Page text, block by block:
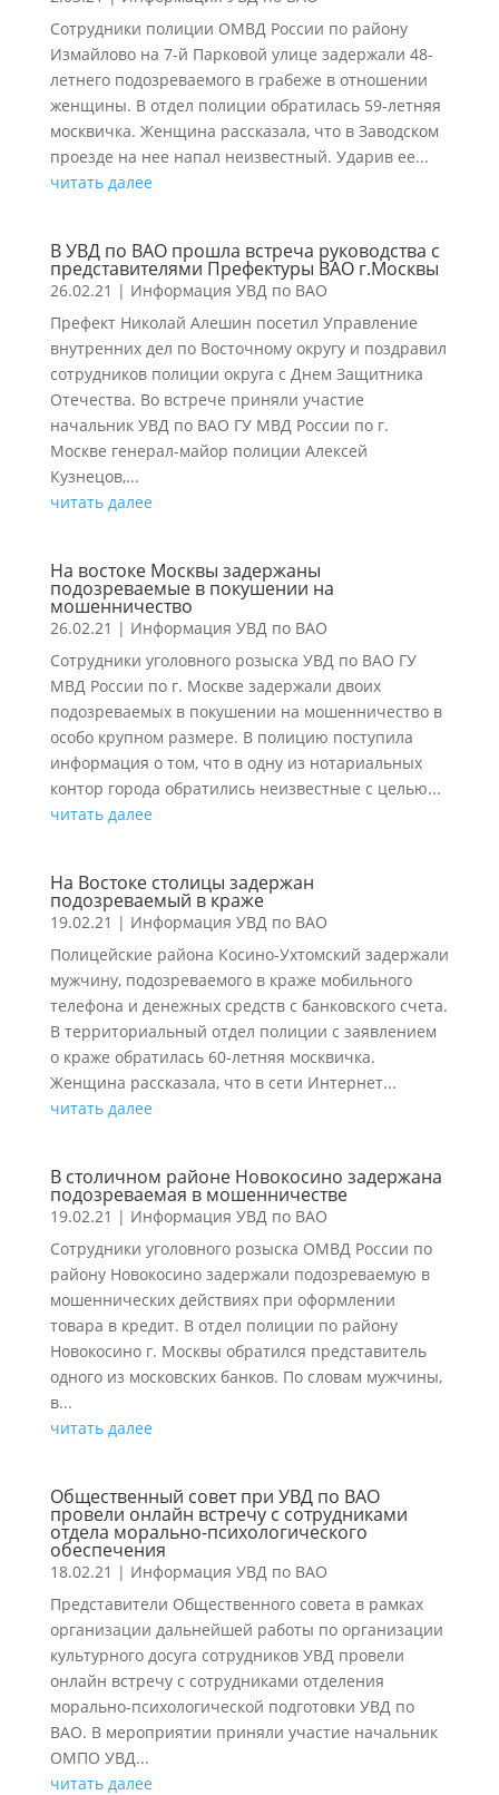
Сотрудники полиции ОМВД России по району
Измайлово на 7-й Парковой улице задержали 48-
летнего подозреваемого в грабеже в отношении
женщины. В отдел полиции обратилась 59-летняя
москвичка. Женщина рассказала, что в Заводском
проезде на нее напал неизвестный. Ударив ее...
читать далее
В УВД по ВАО прошла встреча руководства с
представителями Префектуры ВАО г.Москвы
26.02.21 | Информация УВД по ВАО
Префект Николай Алешин посетил Управление
внутренних дел по Восточному округу и поздравил
сотрудников полиции округа с Днем Защитника
Отечества. Во встрече приняли участие
начальник УВД по ВАО ГУ МВД России по г.
Москве генерал-майор полиции Алексей
Кузнецов,...
читать далее
На востоке Москвы задержаны
подозреваемые в покушении на
мошенничество
26.02.21 | Информация УВД по ВАО
Сотрудники уголовного розыска УВД по ВАО ГУ
МВД России по г. Москве задержали двоих
подозреваемых в покушении на мошенничество в
особо крупном размере. В полицию поступила
информация о том, что в одну из нотариальных
контор города обратились неизвестные с целью...
читать далее
На Востоке столицы задержан
подозреваемый в краже
19.02.21 | Информация УВД по ВАО
Полицейские района Косино-Ухтомский задержали
мужчину, подозреваемого в краже мобильного
телефона и денежных средств с банковского счета.
В территориальный отдел полиции с заявлением
о краже обратилась 60-летняя москвичка.
Женщина рассказала, что в сети Интернет...
читать далее
В столичном районе Новокосино задержана
подозреваемая в мошенничестве
19.02.21 | Информация УВД по ВАО
Сотрудники уголовного розыска ОМВД России по
району Новокосино задержали подозреваемую в
мошеннических действиях при оформлении
товара в кредит. В отдел полиции по району
Новокосино г. Москвы обратился представитель
одного из московских банков. По словам мужчины,
в...
читать далее
Общественный совет при УВД по ВАО
провели онлайн встречу с сотрудниками
отдела морально-психологического
обеспечения
18.02.21 | Информация УВД по ВАО
Представители Общественного совета в рамках
организации дальнейшей работы по организации
культурного досуга сотрудников УВД провели
онлайн встречу с сотрудниками отделения
морально-психологической подготовки УВД по
ВАО. В мероприятии приняли участие начальник
ОМПО УВД...
читать далее